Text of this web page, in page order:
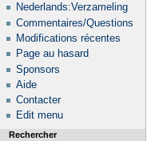
Nederlands:Verzameling
Commentaires/Questions
Modifications récentes
Page au hasard
Sponsors
Aide
Contacter
Edit menu
Rechercher